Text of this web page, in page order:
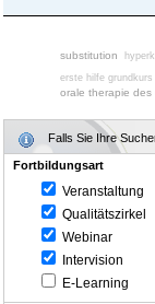
substitution
erste hilfe grundkurs
orale therapie
Falls Sie Ihre
Fortbildungsart
Veranstaltung
Qualitätszirkel
Webinar
Intervision
E-Learning